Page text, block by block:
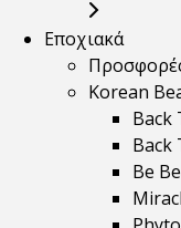
Εποχιακά
Korean
Back
Back
Be